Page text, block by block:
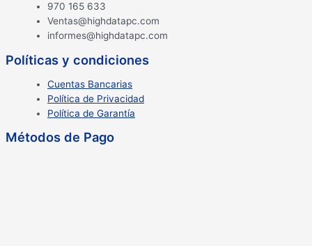
970 165 633
Ventas@highdatapc.com
informes@highdatapc.com
Políticas y condiciones
Cuentas Bancarias
Política de Privacidad
Política de Garantía
Métodos de Pago